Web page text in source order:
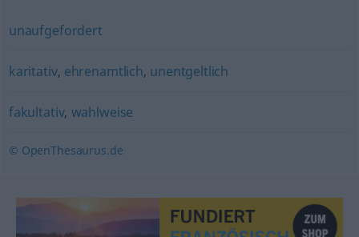
unaufgefordert
karitativ, ehrenamtlich, unentgeltlich
fakultativ, wahlweise
© OpenThesaurus.de